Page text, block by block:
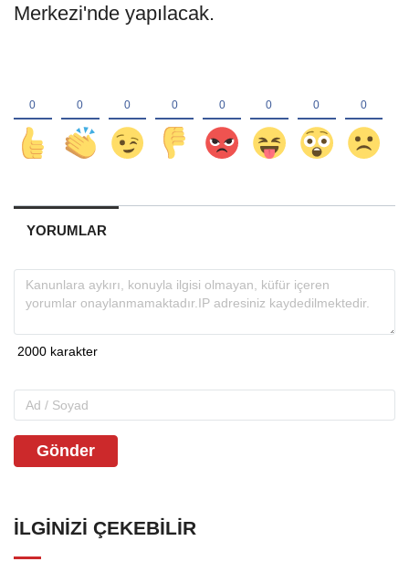
Merkezi'nde yapılacak.
YORUMLAR
Gönder
İLGINIZI ÇEKEBILIR